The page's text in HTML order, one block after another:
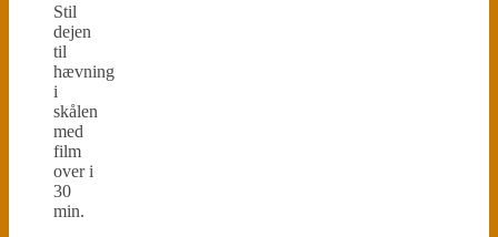
Stil
dejen
til
hævning
i
skålen
med
film
over i
30
min.